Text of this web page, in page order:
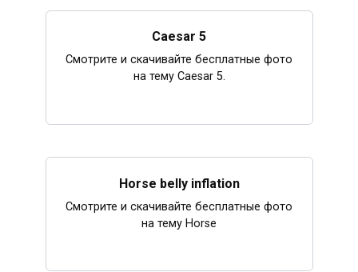
Caesar 5
Смотрите и скачивайте бесплатные фото
на тему Caesar 5.
Horse belly inflation
Смотрите и скачивайте бесплатные фото
на тему Horse